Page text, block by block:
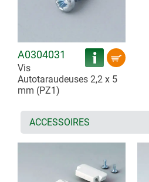
A0304031
Vis
Autotaraudeuses 2,2 x 5
mm (PZ1)
ACCESSOIRES